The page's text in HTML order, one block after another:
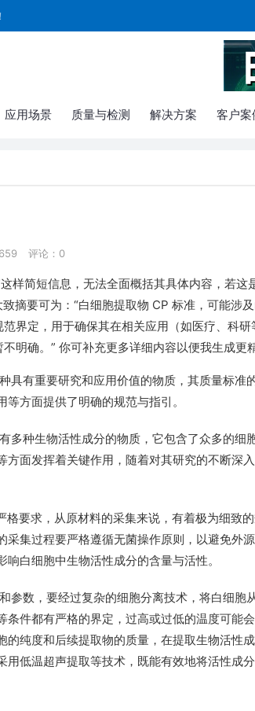
应用场景 质量与检测 解决方案 客户案
评论：0
样简短信息，无法全面概括其具体内容，若
摘要可为：“白细胞提取物 CP 标准，可能涉
界定，用于确保其在相关应用（如医疗、科
明确。” 你可补充更多详细内容以便我生成更
具有重要研究和应用价值的物质，其质量标准
方面提供了明确的规范与指引。
多种生物活性成分的物质，它包含了众多的细
方面发挥着关键作用，随着对其研究的不断深
要求，从原材料的采集来说，有着极为细致
采集过程要严格遵循无菌操作原则，以避免外
白细胞中生物活性成分的含量与活性。
参数，要经过复杂的细胞分离技术，将白细胞
条件都有严格的界定，过高或过低的温度可能
的纯度和后续提取物的质量，在提取生物活性
低温超声提取等技术，既能有效地将活性成